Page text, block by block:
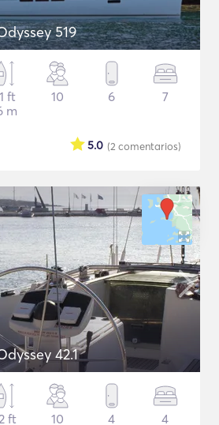
519
ft
m
10 6 7
(2 comentarios)
5.0
42.1
ft
10 4 4